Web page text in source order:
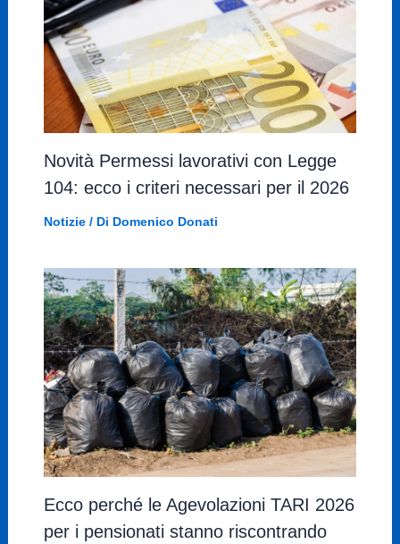
Novità Permessi lavorativi con Legge
104: ecco i criteri necessari per il 2026
Notizie/ Di Domenico Donati
Ecco perché le Agevolazioni TARI 2026
per i pensionati stanno riscontrando